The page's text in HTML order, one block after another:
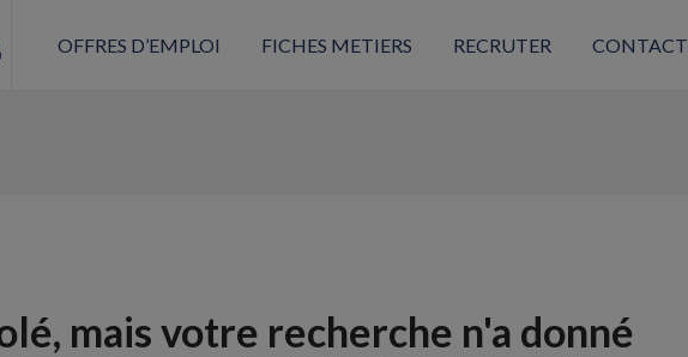
OFFRES D’EMPLOI FICHES METIERS RECRUTER CONTACT
mais votre recherche n'a donné